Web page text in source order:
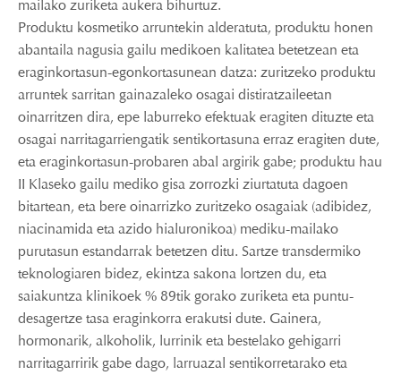
mailako zuriketa aukera bihurtuz.
Produktu kosmetiko arruntekin alderatuta, produktu honen
abantaila nagusia gailu medikoen kalitatea betetzean eta
eraginkortasun-egonkortasunean datza: zuritzeko produktu
arruntek sarritan gainazaleko osagai distiratzaileetan
oinarritzen dira, epe laburreko efektuak eragiten dituzte eta
osagai narritagarriengatik sentikortasuna erraz eragiten dute,
eta eraginkortasun-probaren abal argirik gabe; produktu hau
II Klaseko gailu mediko gisa zorrozki ziurtatuta dagoen
bitartean, eta bere oinarrizko zuritzeko osagaiak (adibidez,
niacinamida eta azido hialuronikoa) mediku-mailako
purutasun estandarrak betetzen ditu. Sartze transdermiko
teknologiaren bidez, ekintza sakona lortzen du, eta
saiakuntza klinikoek % 89tik gorako zuriketa eta puntu-
desagertze tasa eraginkorra erakutsi dute. Gainera,
hormonarik, alkoholik, lurrinik eta bestelako gehigarri
narritagarririk gabe dago, larruazal sentikorretarako eta